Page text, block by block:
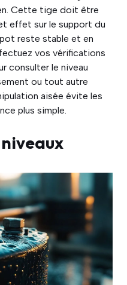
Cette tige doit être
effet sur le support du
reste stable et en
vos vérifications
consulter le niveau
ou tout autre
aisée évite les
plus simple.